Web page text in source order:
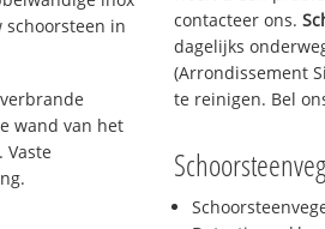
schoorsteen in
wand van het
contacteer ons.
dagelijks
(Arrondissement
te reinigen. Bel